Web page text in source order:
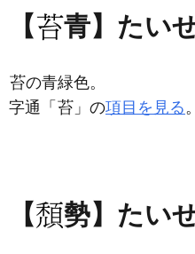
【 青】たい
の青緑色。
字通「
」の項目を見る。
【 勢】たい